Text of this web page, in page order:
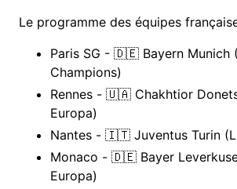
Le programme des équipes
Paris SG - 🇩🇪 Bayern Munich
Champions)
Rennes - 🇺🇦 Chakhtior
Europa)
Nantes - 🇮🇹 Juventus Turin
Monaco - 🇩🇪 Bayer
Europa)